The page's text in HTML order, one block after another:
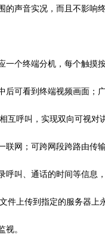
的声音实况，而且不影响
一个终端分机，每个触摸
可看到终端视频画面；
呼叫，实现双向可视对讲
联网；可跨网段跨路由传
呼叫、通话的时间等信息
上传到指定的服务器上
视。